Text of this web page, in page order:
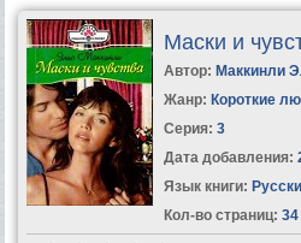
Маски и
Автор: Маккинли
Жанр: Короткие
Серия: 3
Дата добавления:
Язык книги:
Кол-во страниц: 34